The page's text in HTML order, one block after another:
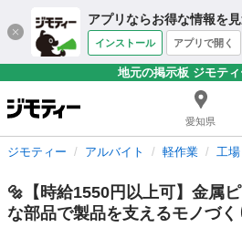
アプリならお得な情報を見
インストール アプリで開く
地元の掲示板 ジモテ
愛知県
ジモティー アルバイト 軽作業 工場
🔩【時給1550円以上可】金属
な部品で製品を支えるモノづく